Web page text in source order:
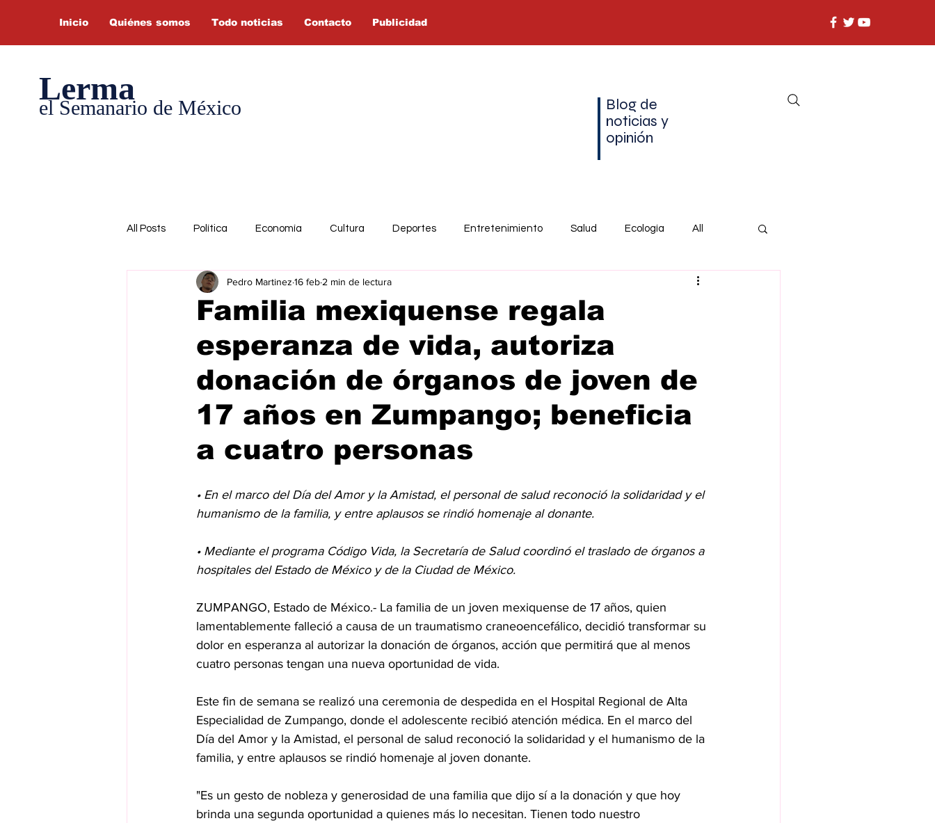
Inicio Quiénes somos Todo noticias Contacto Publicidad
Lerma
el Semanario de México
Blog de
noticias y
opinión
All Posts Política Economía Cultura Deportes Entretenimiento Salud Ecología All
Familia mexiquense regala
esperanza de vida, autoriza
donación de órganos de joven de
17 años en Zumpango; beneficia
a cuatro personas
Pedro Martinez 16 feb 2 min de lectura
• En el marco del Día del Amor y la Amistad, el personal de salud reconoció la solidaridad y el
humanismo de la familia, y entre aplausos se rindió homenaje al donante.
• Mediante el programa Código Vida, la Secretaría de Salud coordinó el traslado de órganos a
hospitales del Estado de México y de la Ciudad de México.
ZUMPANGO, Estado de México.- La familia de un joven mexiquense de 17 años, quien
lamentablemente falleció a causa de un traumatismo craneoencefálico, decidió transformar su
dolor en esperanza al autorizar la donación de órganos, acción que permitirá que al menos
cuatro personas tengan una nueva oportunidad de vida.
Este fin de semana se realizó una ceremonia de despedida en el Hospital Regional de Alta
Especialidad de Zumpango, donde el adolescente recibió atención médica. En el marco del
Día del Amor y la Amistad, el personal de salud reconoció la solidaridad y el humanismo de la
familia, y entre aplausos se rindió homenaje al joven donante.
"Es un gesto de nobleza y generosidad de una familia que dijo sí a la donación y que hoy
brinda una segunda oportunidad a quienes más lo necesitan. Tienen todo nuestro